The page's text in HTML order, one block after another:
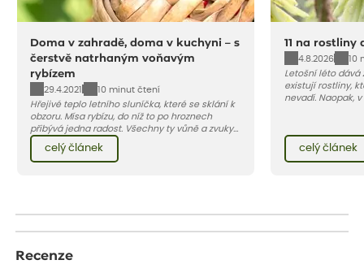
Doma v zahradě, doma v kuchyni – s
čerstvě natrhaným voňavým
rybízem
29.4.2021
10 minut čtení
Hřejivé teplo letního sluníčka, které se sklání k
obzoru. Mísa rybízu, do níž to po hroznech
přibývá jedna radost. Všechny ty vůně a zvuky
červencové zahrady. Sklizeň rybízu do kuchyně
vnese neuvěřitelný klid a radost. A taky trochu
bezstarostnosti dětství při mlsání babiččina
celý článek
11 na rostliny
4.8.2026
10
Letošní léto dává
existují rostliny,
nevadí. Naopak,
horké a suché
Pojďme se
celý článek
Recenze